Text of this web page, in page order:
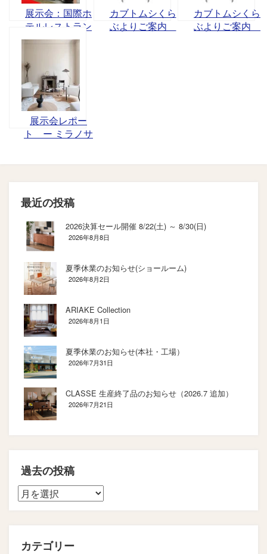
展示会：国際ホ
テルレストラン
ショーが開催さ
カブトムシくら
ぶよりご案内
カブトムシくら
ぶよりご案内
展示会レポー
ト ー ミラノサ
最近の投稿
2026決算セール開催 8/22(土) ～ 8/30(日)
2026年8月8日
夏季休業のお知らせ(ショールーム)
2026年8月2日
ARIAKE Collection
2026年8月1日
夏季休業のお知らせ(本社・工場）
2026年7月31日
CLASSE 生産終了品のお知らせ（2026.7 追加）
2026年7月21日
過去の投稿
カテゴリー